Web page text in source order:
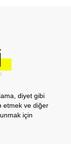
diyet gibi
etmek ve diğer
için